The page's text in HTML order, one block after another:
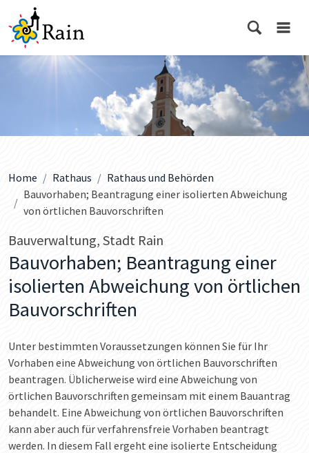
Home Rathaus
Rathaus und Behörden
Bauvorhaben; Beantragung einer isolierten Abweichung
von örtlichen Bauvorschriften
Bauverwaltung, Stadt Rain
Bauvorhaben; Beantragung einer
isolierten Abweichung von örtlichen
Bauvorschriften
Unter bestimmten Voraussetzungen können Sie für Ihr
Vorhaben eine Abweichung von örtlichen Bauvorschriften
beantragen. Üblicherweise wird eine Abweichung von
örtlichen Bauvorschriften gemeinsam mit einem Bauantrag
behandelt. Eine Abweichung von örtlichen Bauvorschriften
kann aber auch für verfahrensfreie Vorhaben beantragt
werden. In diesem Fall ergeht eine isolierte Entscheidung